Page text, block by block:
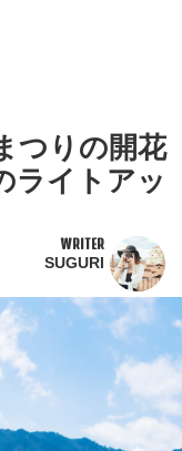
つりの開花
ライトアッ
WRITER
SUGURI